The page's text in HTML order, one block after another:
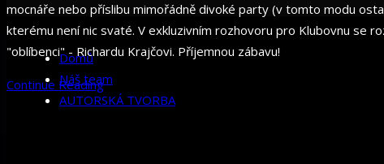
mocnáře nebo příslibu mimořádně divoké party (v tomto modu
kterému není nic svaté. V exkluzivním rozhovoru pro Klubovnu se
"oblíbenci" - Richardu Krajčovi. Příjemnou zábavu!
Continue Reading
Domů
Náš team
AUTORSKÁ TVORBA